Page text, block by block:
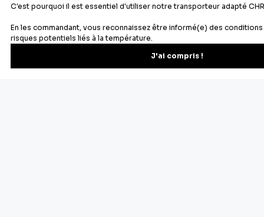
Newsletter
Recevez les recettes, astuces et offres spéciales.